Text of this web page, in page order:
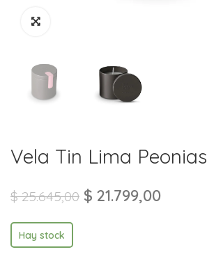
Vela Tin Lima Peonias
$25.645,00 $ 21.799,00
Hay stock